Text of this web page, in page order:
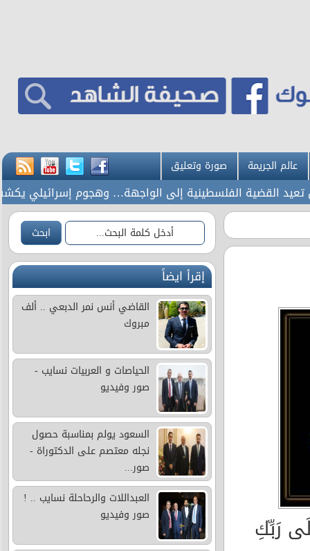
عالم الجريمة صورة وتعليق
القضية الفلسطينية إلى الواجهة… وهجوم إسرائيلي يكشف
رَبِّكِ
إقرأ ايضاً
القاضي أنس نمر الدبعي .. ألف
مبروك
الحياصات و العربيات نسايب -
صور وفيديو
السعود يولم بمناسبة حصول
نجله معتصم على الدكتوراة -
صور...
العبداللات والرحاحلة نسايب .. !
صور وفيديو